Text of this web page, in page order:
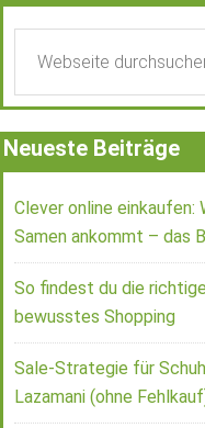
Neueste Beiträge
Clever online einkaufen:
Samen ankommt – das
So findest du die
bewusstes Shopping
Sale-Strategie für
Lazamani (ohne